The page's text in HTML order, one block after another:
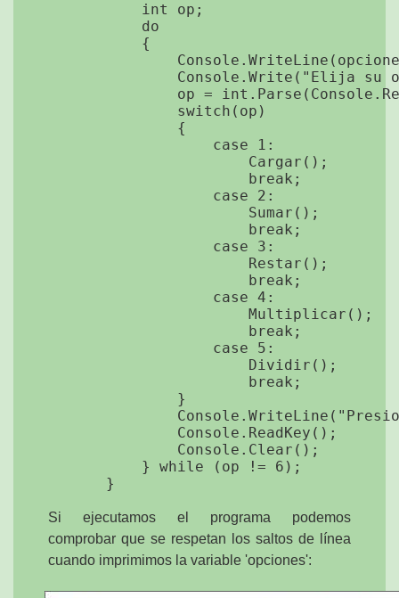
            int op;
            do
            {
Console.Write("Elija su
op =
                switch(op)
                {
                    case 1:
                        Cargar();
                        break;
                    case 2:
                        Sumar();
                        break;
                    case 3:
                        Restar();
                        break;
                    case 4:
                        Multiplicar();
                        break;
                    case 5:
                        Dividir();
                        break;
                }
                Console.ReadKey();
                Console.Clear();
            } while (op != 6);
Si ejecutamos el programa podemos
comprobar que se respetan los saltos de línea
cuando imprimimos la variable 'opciones':